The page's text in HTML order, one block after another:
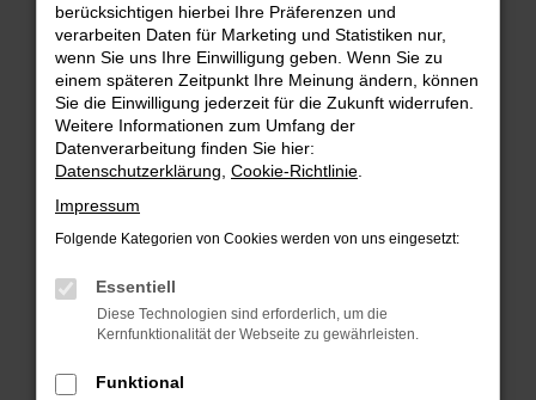
Fehler: Network Error
Beim Laden ist ein Fehler aufgetreten.
Hier sind ein paar Tipps, die dir helfen können:
Überprüfe deine Firewall und deine
Internetverbindung.
Laden andere Webseiten, zum Beispiel deine
Manche Erweiterungen, wie Werbeblocker,
können das Laden bestimmter Seiten
verhindern. Funktioniert die Seite in einem
Fenster?
berücksichtigen hierbei Ihre Präferenzen und
verarbeiten Daten für Marketing und Statistiken nur,
wenn Sie uns Ihre Einwilligung geben. Wenn Sie zu
einem späteren Zeitpunkt Ihre Meinung ändern, können
Sie die Einwilligung jederzeit für die Zukunft widerrufen.
Weitere Informationen zum Umfang der
Datenverarbeitung finden Sie hier:
Datenschutzerklärung Cookie-Richtlinie
Impressum
Folgende Kategorien von Cookies werden von uns eingesetzt:
Essentiell
Diese Technologien sind erforderlich, um die
Kernfunktionalität der Webseite zu gewährleisten.
Funktional